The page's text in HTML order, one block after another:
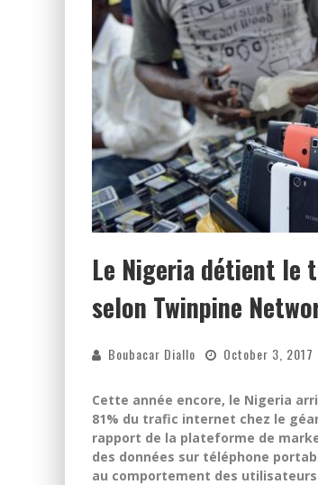
Le Nigeria détient le
selon Twinpine
Boubacar Diallo October 3, 2017
Cette année encore, le Nigeria
81% du trafic internet chez le
rapport de la plateforme de
des données sur téléphone
au comportement des utilisateurs